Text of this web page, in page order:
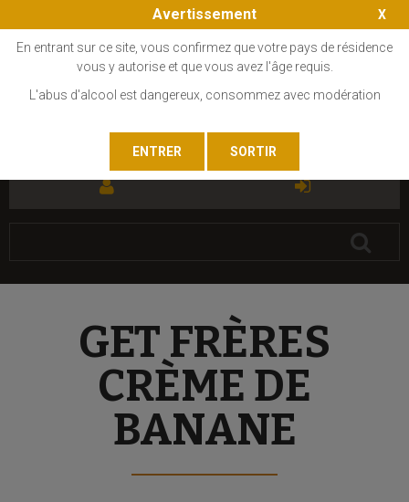
GET FRÈRES
CRÈME DE
BANANE
Avertissement
En entrant sur ce site, vous confirmez que votre pays de résidence
vous y autorise et que vous avez l'âge requis.
L'abus d'alcool est dangereux, consommez avec modération